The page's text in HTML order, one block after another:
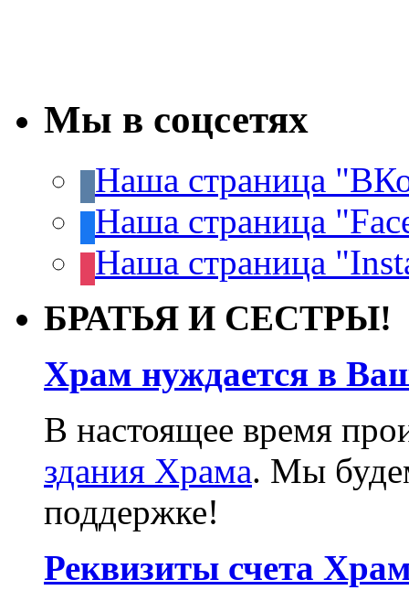
Мы в соцсетях
Наша страница
Наша страница
Наша страница
БРАТЬЯ И СЕСТРЫ!
Храм нуждается в
В настоящее время
здания Храма. Мы
поддержке!
Реквизиты счета